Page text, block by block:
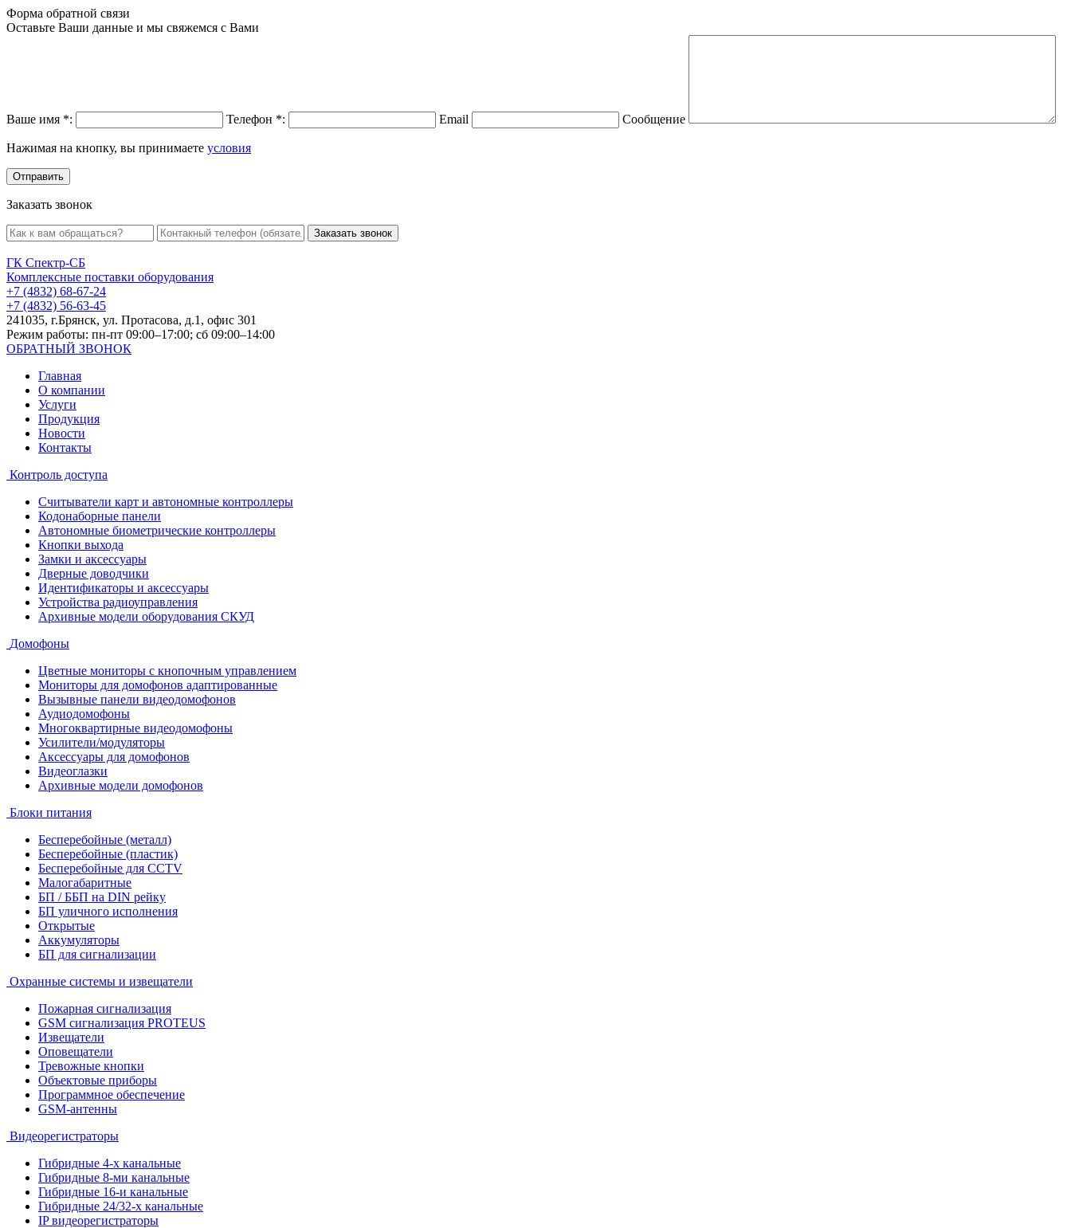
Форма обратной связи
Оставьте Ваши данные и мы свяжемся с Вами
Ваше имя *: Телефон *: Email Сообщение
Нажимая на кнопку, вы принимаете условия
Заказать звонок
Заказать звонок
ГК Спектр-СБ
Комплексные поставки оборудования
+7 (4832) 68-67-24
+7 (4832) 56-63-45
241035, г.Брянск, ул. Протасова, д.1, офис 301
Режим работы: пн-пт 09:00–17:00; сб 09:00–14:00
ОБРАТНЫЙ ЗВОНОК
Главная
О компании
Услуги
Продукция
Новости
Контакты
Контроль доступа
Считыватели карт и автономные контроллеры
Кодонаборные панели
Автономные биометрические контроллеры
Кнопки выхода
Замки и аксессуары
Дверные доводчики
Идентификаторы и аксессуары
Устройства радиоуправления
Архивные модели оборудования СКУД
Домофоны
Цветные мониторы с кнопочным управлением
Мониторы для домофонов адаптированные
Вызывные панели видеодомофонов
Аудиодомофоны
Многоквартирные видеодомофоны
Усилители/модуляторы
Аксессуары для домофонов
Видеоглазки
Архивные модели домофонов
Блоки питания
Бесперебойные (металл)
Бесперебойные (пластик)
Бесперебойные для CCTV
Малогабаритные
БП / ББП на DIN рейку
БП уличного исполнения
Открытые
Аккумуляторы
БП для сигнализации
Охранные системы и извещатели
Пожарная сигнализация
GSM сигнализация PROTEUS
Извещатели
Оповещатели
Тревожные кнопки
Объектовые приборы
Программное обеспечение
GSM-антенны
Видеорегистраторы
Гибридные 4-х канальные
Гибридные 8-ми канальные
Гибридные 16-и канальные
Гибридные 24/32-х канальные
IP видеорегистраторы